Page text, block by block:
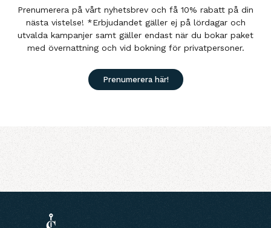
Prenumerera på vårt nyhetsbrev och få 10% rabatt på din
nästa vistelse! *Erbjudandet gäller ej på lördagar och
utvalda kampanjer samt gäller endast när du bokar paket
med övernattning och vid bokning för privatpersoner.
Prenumerera här!